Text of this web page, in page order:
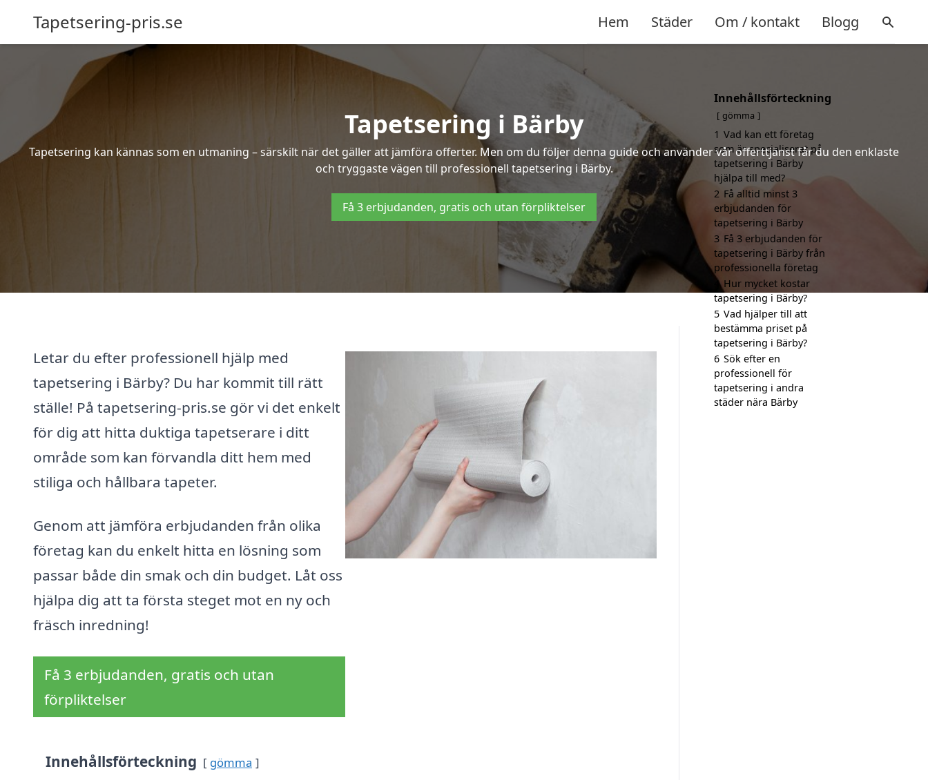
Tapetsering-pris.se Hem Städer Om / kontakt Blogg
Tapetsering i Bärby
Tapetsering kan kännas som en utmaning – särskilt när det gäller att jämföra offerter. Men om du följer denna guide och använder vår offerttjänst får du den enklaste
och tryggaste vägen till professionell tapetsering i Bärby.
Få 3 erbjudanden, gratis och utan förpliktelser
Letar du efter professionell hjälp med
tapetsering i Bärby? Du har kommit till rätt
ställe! På tapetsering-pris.se gör vi det enkelt
för dig att hitta duktiga tapetserare i ditt
område som kan förvandla ditt hem med
stiliga och hållbara tapeter.
Genom att jämföra erbjudanden från olika
företag kan du enkelt hitta en lösning som
passar både din smak och din budget. Låt oss
hjälpa dig att ta första steget mot en ny och
fräsch inredning!
Få 3 erbjudanden, gratis och utan
förpliktelser
Innehållsförteckning gömma
Innehållsförteckning
gömma
1 Vad kan ett företag
som är specialiserat på
tapetsering i Bärby
hjälpa till med?
2 Få alltid minst 3
erbjudanden för
tapetsering i Bärby
3 Få 3 erbjudanden för
tapetsering i Bärby från
professionella företag
4 Hur mycket kostar
tapetsering i Bärby?
5 Vad hjälper till att
bestämma priset på
tapetsering i Bärby?
6 Sök efter en
professionell för
tapetsering i andra
städer nära Bärby